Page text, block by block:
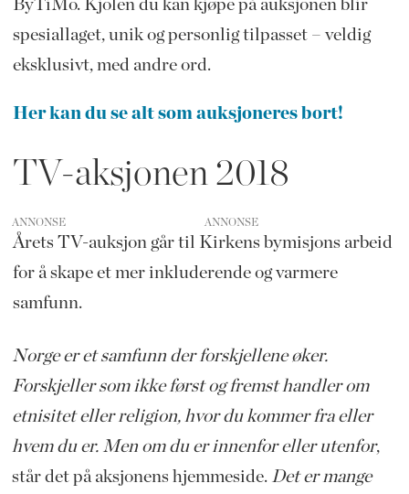
ByTiMo. Kjolen du kan kjøpe på auksjonen blir
spesiallaget, unik og personlig tilpasset – veldig
eksklusivt, med andre ord.
Her kan du se alt som auksjoneres bort!
TV-aksjonen 2018
ANNONSE
Årets TV-auksjon går til Kirkens bymisjons arbeid
for å skape et mer inkluderende og varmere
samfunn.
Norge er et samfunn der forskjellene øker.
Forskjeller som ikke først og fremst handler om
etnisitet eller religion, hvor du kommer fra eller
hvem du er. Men om du er innenfor eller utenfor,
står det på aksjonens hjemmeside. Det er mange